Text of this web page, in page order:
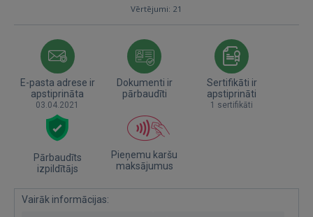
Vērtējumi: 21
E-pasta adrese ir
apstiprināta
03.04.2021
Dokumenti ir
pārbaudīti
Sertifikāti ir
apstiprināti
1 sertifikāti
Pārbaudīts
izpildītājs
Pieņemu karšu
maksājumus
Vairāk informācijas: